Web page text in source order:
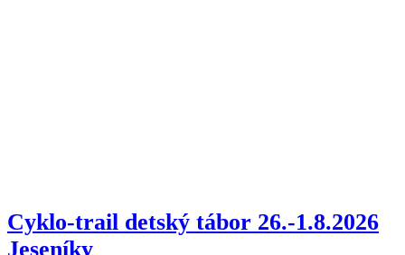
Cyklo-trail detský tábor 26.-1.8.2026
Jeseníky